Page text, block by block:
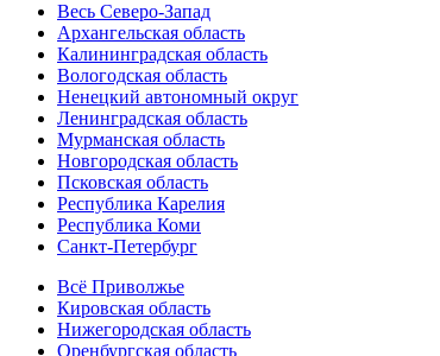
Весь Северо-Запад
Архангельская область
Калининградская область
Вологодская область
Ненецкий автономный округ
Ленинградская область
Мурманская область
Новгородская область
Псковская область
Республика Карелия
Республика Коми
Санкт-Петербург
Всё Приволжье
Кировская область
Нижегородская область
Оренбургская область